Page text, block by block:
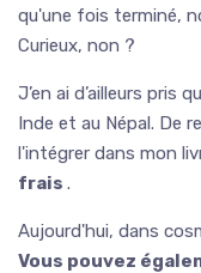
qu'une fois terminé,
Curieux, non ?
J’en ai d’ailleurs pris
Inde et au Népal. De
l'intégrer dans mon
frais .
Aujourd'hui, dans
Vous pouvez